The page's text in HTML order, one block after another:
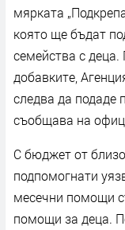
мярката
която ще бъдат
семейства с
добавките,
следва да подаде
съобщава на
С бюджет от
подпомогнати
месечни помощи
помощи за деца.